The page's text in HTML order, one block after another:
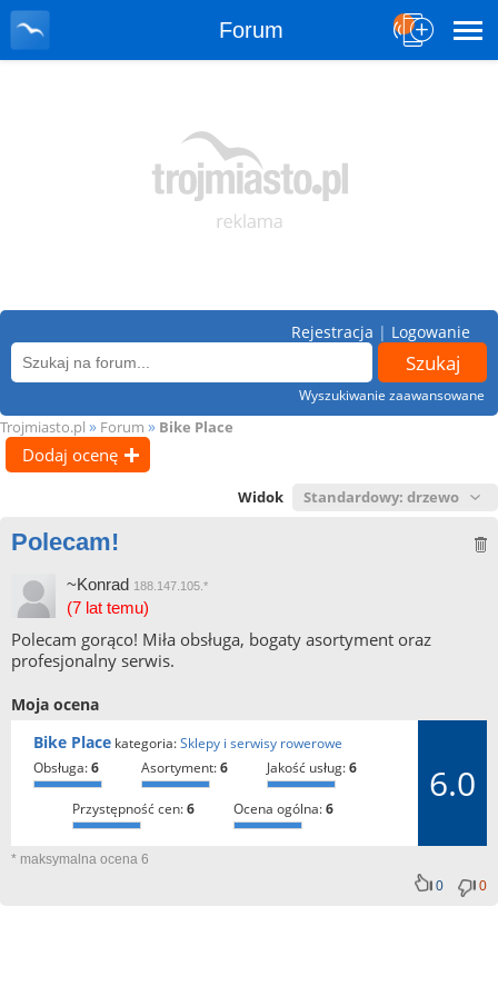
Forum
Wyszukiwanie zaawansowane
Rejestracja | Logowanie
Trojmiasto.pl » Forum » Bike Place
Dodaj ocenę
Widok
Polecam!
~Konrad 188.147.105.*
(7 lat temu)
Polecam gorąco! Miła obsługa, bogaty asortyment oraz
profesjonalny serwis.
Moja ocena
Bike Place kategoria:Sklepy i serwisy rowerowe
obsługa:6 asortyment:6 jakość usług:6
przystępność cen:6 ocena ogólna:6
6.0
* maksymalna ocena 6
0
0